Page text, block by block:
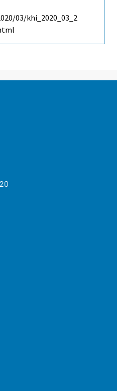
03/khi_2020_03_2